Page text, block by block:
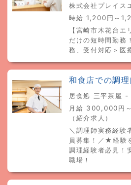
株式会社プレイス
時給 1,200円～
【宮崎市木花台
だけの短時間勤務
務、受付対応＞医
和食店での調理
居食処 三平茶屋 -
月給 300,000円
（紹介求人）
＼調理師実務経験
員募集！／★経験
調理経験者必見！
職場！